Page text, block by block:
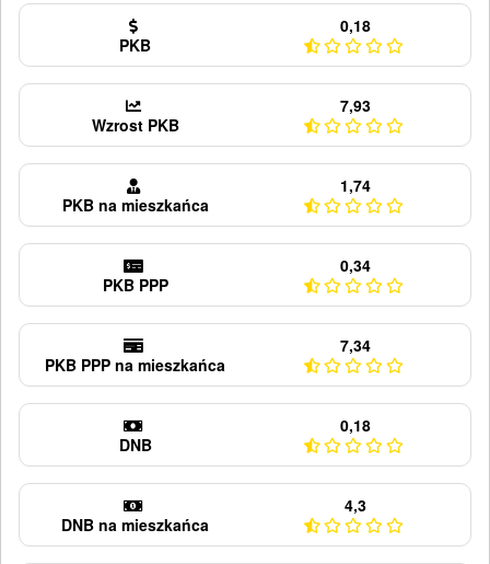
PKB
0,18
Wzrost PKB
7,93
PKB na mieszkańca
1,74
PKB PPP
0,34
PKB PPP na mieszkańca
7,34
DNB
0,18
DNB na mieszkańca
4,3